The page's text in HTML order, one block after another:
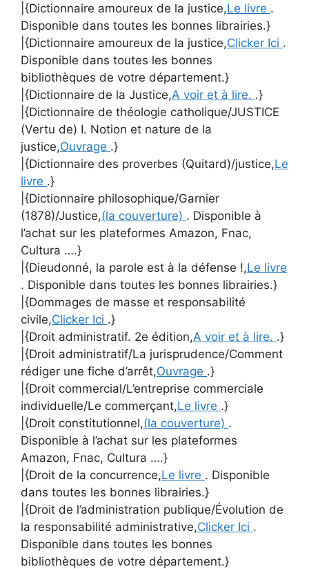
|{Dictionnaire amoureux de la justice,Le livre .
Disponible dans toutes les bonnes librairies.}
|{Dictionnaire amoureux de la justice,Clicker Ici .
Disponible dans toutes les bonnes
bibliothèques de votre département.}
|{Dictionnaire de la Justice,A voir et à lire. .}
|{Dictionnaire de théologie catholique/JUSTICE
(Vertu de) I. Notion et nature de la
justice,Ouvrage .}
|{Dictionnaire des proverbes (Quitard)/justice,Le
livre .}
|{Dictionnaire philosophique/Garnier
(1878)/Justice,(la couverture) . Disponible à
l’achat sur les plateformes Amazon, Fnac,
Cultura ….}
|{Dieudonné, la parole est à la défense !,Le livre
. Disponible dans toutes les bonnes librairies.}
|{Dommages de masse et responsabilité
civile,Clicker Ici .}
|{Droit administratif. 2e édition,A voir et à lire. .}
|{Droit administratif/La jurisprudence/Comment
rédiger une fiche d’arrêt,Ouvrage .}
|{Droit commercial/L’entreprise commerciale
individuelle/Le commerçant,Le livre .}
|{Droit constitutionnel,(la couverture) .
Disponible à l’achat sur les plateformes
Amazon, Fnac, Cultura ….}
|{Droit de la concurrence,Le livre . Disponible
dans toutes les bonnes librairies.}
|{Droit de l’administration publique/Évolution de
la responsabilité administrative,Clicker Ici .
Disponible dans toutes les bonnes
bibliothèques de votre département.}